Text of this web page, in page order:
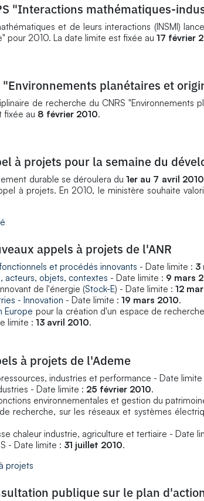
"Interactions mathématiques-
et de leurs interactions (INSMI)
pour 2010. La date limite est fixée au 17 février
"Environnements planétaires et
de recherche du CNRS
fixée au 8 février 2010.
à projets pour la semaine du
durable se déroulera du1er au 7 avril 2010
à projets. En 2010, le ministère souhaite
appels à projets de l'ANR
et procédés innovants - Date limite : 3
acteurs, objets, contextes - Date limite : 9 mars
de l'énergie (Stock-E) - Date limite : 12
- Innovation - Date limite : 19 mars 2010.
Europe pour la création d'un espace de
limite : 13 avril 2010.
à projets de l'Ademe
industries et performance - Date limite
- Date limite : 25 février 2010.
environnementales et gestion du
recherche, sur les réseaux et systèmes
chaleur industrie, agriculture et tertiaire - Date
- Date limite : 31 juillet 2010.
projets
publique sur le plan